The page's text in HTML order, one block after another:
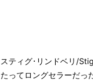
スティグ･リンドベリ/
たってロングセラーだっ